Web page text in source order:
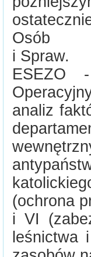
Osób
i Spraw.
ESEZO
analiz
(ochrona
i VI
leśnictwa